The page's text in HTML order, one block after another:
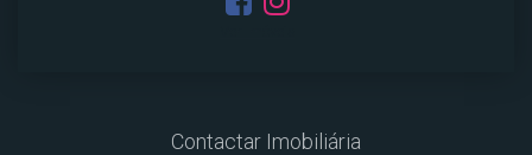
Contactar Imobiliária